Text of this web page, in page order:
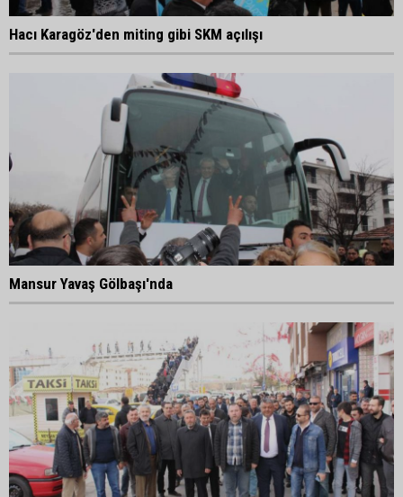
Hacı Karagöz'den miting gibi SKM açılışı
Mansur Yavaş Gölbaşı'nda